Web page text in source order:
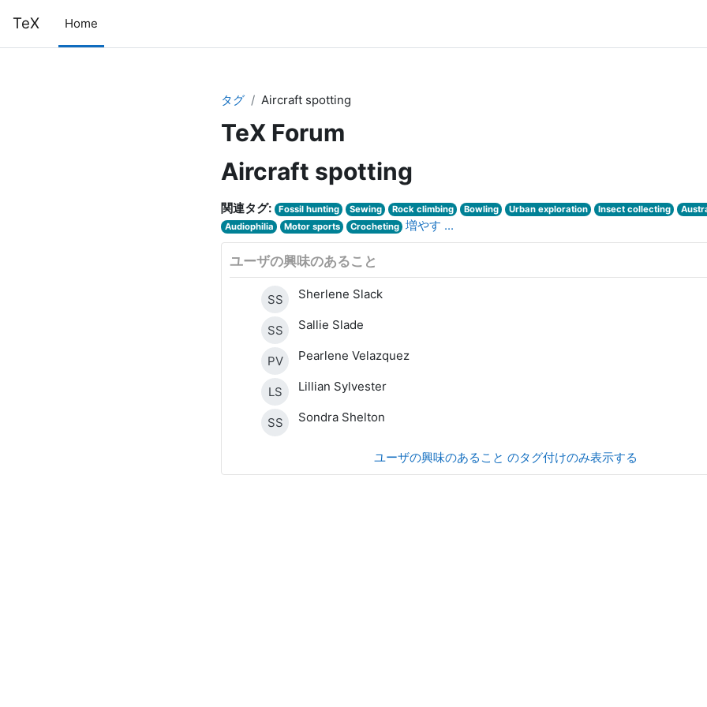
TeX Home
タグ Aircraft spotting
TeX Forum
Aircraft spotting
関連タグ: Fossil hunting Sewing Rock climbing Bowling Urban exploration Insect collecting
Audiophilia
Motor sports Crocheting 増やす ...
ユーザの興味のあること
SS Sherlene Slack
SS Sallie Slade
PV Pearlene Velazquez
LS Lillian Sylvester
SS Sondra Shelton
ユーザの興味のあること のタグ付けのみ表示する